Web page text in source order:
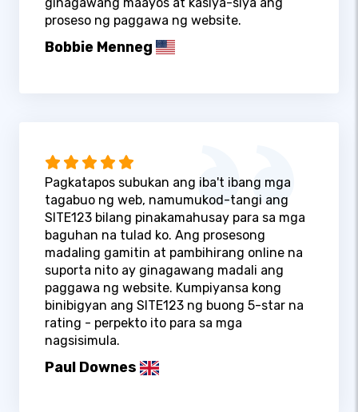
proseso ng paggawa ng website.
Bobbie Menneg
Pagkatapos subukan ang iba't ibang mga
tagabuo ng web, namumukod-tangi ang
SITE123 bilang pinakamahusay para sa mga
baguhan na tulad ko. Ang prosesong
madaling gamitin at pambihirang online na
suporta nito ay ginagawang madali ang
paggawa ng website. Kumpiyansa kong
binibigyan ang SITE123 ng buong 5-star na
rating - perpekto ito para sa mga
nagsisimula.
Paul Downes